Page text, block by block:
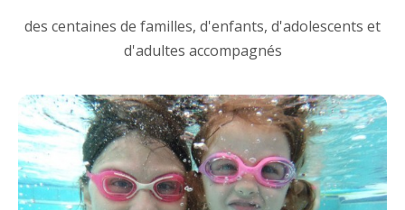
des centaines de familles, d'enfants, d'adolescents et
d'adultes accompagnés